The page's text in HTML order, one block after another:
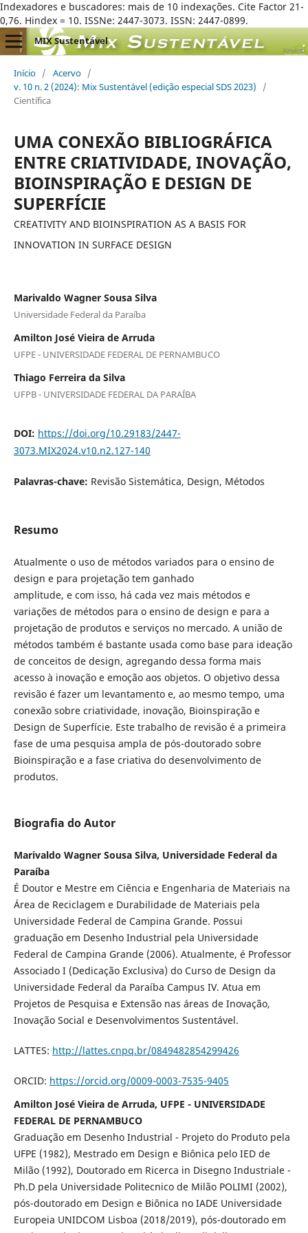
Indexadores e buscadores: mais de 10 indexações. Cite Factor 21-
0,76. Hindex = 10. ISSNe: 2447-3073. ISSN: 2447-0899.
MIX Sustentável
Início / Acervo /
v. 10 n. 2 (2024): Mix Sustentável (edição especial SDS 2023)
/
Científica
UMA CONEXÃO BIBLIOGRÁFICA
ENTRE CRIATIVIDADE, INOVAÇÃO,
BIOINSPIRAÇÃO E DESIGN DE
SUPERFÍCIE
CREATIVITY AND BIOINSPIRATION AS A BASIS FOR
INNOVATION IN SURFACE DESIGN
Marivaldo Wagner Sousa Silva
Universidade Federal da Paraíba
Amilton José Vieira de Arruda
UFPE - UNIVERSIDADE FEDERAL DE PERNAMBUCO
Thiago Ferreira da Silva
UFPB - UNIVERSIDADE FEDERAL DA PARAÍBA
DOI: https://doi.org/10.29183/2447-
3073.MIX2024.v10.n2.127-140
Palavras-chave: Revisão Sistemática, Design, Métodos
Resumo
Atualmente o uso de métodos variados para o ensino de
design e para projetação tem ganhado
amplitude, e com isso, há cada vez mais métodos e
variações de métodos para o ensino de design e para a
projetação de produtos e serviços no mercado. A união de
métodos também é bastante usada como base para ideação
de conceitos de design, agregando dessa forma mais
acesso à inovação e emoção aos objetos. O objetivo dessa
revisão é fazer um levantamento e, ao mesmo tempo, uma
conexão sobre criatividade, inovação, Bioinspiração e
Design de Superfície. Este trabalho de revisão é a primeira
fase de uma pesquisa ampla de pós-doutorado sobre
Bioinspiração e a fase criativa do desenvolvimento de
produtos.
Biografia do Autor
Marivaldo Wagner Sousa Silva, Universidade Federal da
Paraíba
É Doutor e Mestre em Ciência e Engenharia de Materiais na
Área de Reciclagem e Durabilidade de Materiais pela
Universidade Federal de Campina Grande. Possui
graduação em Desenho Industrial pela Universidade
Federal de Campina Grande (2006). Atualmente, é Professor
Associado I (Dedicação Exclusiva) do Curso de Design da
Universidade Federal da Paraíba Campus IV. Atua em
Projetos de Pesquisa e Extensão nas áreas de Inovação,
Inovação Social e Desenvolvimentos Sustentável.
LATTES: http://lattes.cnpq.br/0849482854299426
ORCID: https://orcid.org/0009-0003-7535-9405
Amilton José Vieira de Arruda, UFPE - UNIVERSIDADE
FEDERAL DE PERNAMBUCO
Graduação em Desenho Industrial - Projeto do Produto pela
UFPE (1982), Mestrado em Design e Biônica pelo IED de
Milão (1992), Doutorado em Ricerca in Disegno Industriale -
Ph.D pela Universidade Politecnico de Milão POLIMI (2002),
pós-doutorado em Design e Biônica no IADE Universidade
Europeia UNIDCOM Lisboa (2018/2019), pós-doutorado em